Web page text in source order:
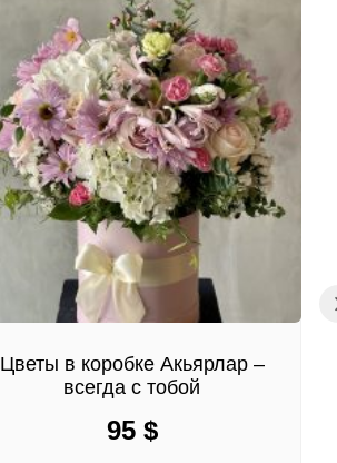
Цветы в коробке Акьярлар –
всегда с тобой
95 $